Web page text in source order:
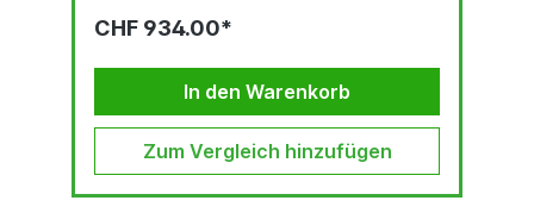
Beweglichkeit des Schraubstocks Kurze
Zeitersparnis)Vergrößerter Verfahrweg und
größere Spannweite[felix] 2.0 Einfach und...
CHF 934.00*
In den Warenkorb
Zum Vergleich hinzufügen